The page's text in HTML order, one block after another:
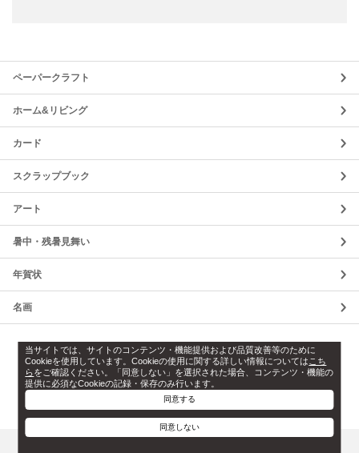
当サイトでは、サイトのコンテンツ・機能提供および品質改善等のために
Cookieを使用しています。Cookieの使用に関する詳しい情報については こち
らをご確認ください。「同意しない」を選択された場合、コンテンツ・機能の
提供に必須なCookieの記録・保存のみ行います。
同意する
同意しない
ペーパークラフト
ホーム&リビング
カード
スクラップブック
アート
暑中・残暑見舞い
年賀状
名画
利用規約 プライバシーポリシー
Cookie設定 ソフトウェアライセンス情報